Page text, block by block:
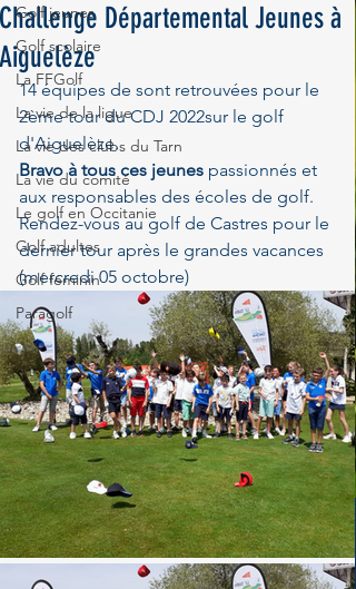
Golf jeunes
Golf scolaire
La FFGolf
La vie de la ligue
La vie des clubs du Tarn
La vie du comité
Le golf en Occitanie
Golf adultes
Golf féminin
Paragolf
Challenge Départemental Jeunes à
Aiguelèze
14 équipes de sont retrouvées pour le
2ème tour du CDJ 2022sur le golf
d'Aiguelèze.
Bravo à tous ces jeunes passionnés et
aux responsables des écoles de golf.
Rendez-vous au golf de Castres pour le
dernier tour après le grandes vacances
(mercredi 05 octobre)